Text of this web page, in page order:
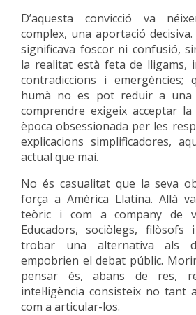
D’aquesta convicció va
complex, una aportació
significava foscor ni confusió,
la realitat està feta de lligams,
contradiccions i emergències;
humà no es pot reduir a una
comprendre exigeix acceptar
època obsessionada per les
explicacions simplificadores,
actual que mai.
No és casualitat que la seva
força a Amèrica Llatina. Allà
teòric i com a company de
Educadors, sociòlegs,
trobar una alternativa als
empobrien el debat públic.
pensar és, abans de res,
intel·ligència consisteix no tant
com a articular-los.